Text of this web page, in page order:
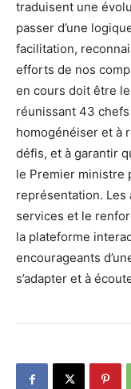
traduisent une
passer d’une
facilitation,
efforts de nos
en cours doit être
réunissant 43
homogénéiser et à
défis, et à garantir
le Premier ministre
représentation.
services et le
la plateforme
encourageants
s’adapter et à